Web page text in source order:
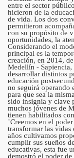
entre el sector
hicieron de la
de vida. Los dos
permitieron
con su propósito de
oportunidades, la
Considerando el
principal es la
creación, en 2014,
Medellín - Sapiencia,
desarrollar distintos
educación
no seguirá operando
para que sea la
sido insignia y clave
muchos jóvenes de
tienen habilitados
¨Creemos en el
transformar las vidas
años cultivamos
cumplir sus sueños
educativas, esta fue
demostró el poder